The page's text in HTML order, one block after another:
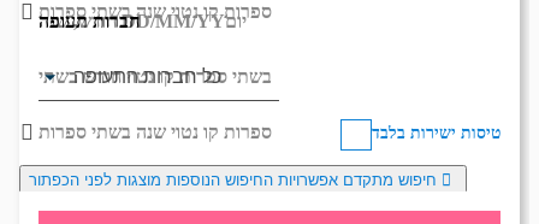
ספרות קו נטוי שנה בשתי ספרות
חודש, שנהDD/MM/YYיום
בשתי ספרות קו נטוי חודש בשתי
ספרות קו נטוי שנה בשתי ספרות
חברות תעופה
טיסות ישירות בלבד
חיפוש מתקדם אפשרויות החיפוש הנוספות מוצגות לפני הכפתור